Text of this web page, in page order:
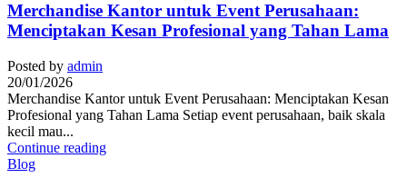
Merchandise Kantor untuk Event Perusahaan:
Menciptakan Kesan Profesional yang Tahan Lama
Posted by admin
20/01/2026
Merchandise Kantor untuk Event Perusahaan: Menciptakan Kesan
Profesional yang Tahan Lama Setiap event perusahaan, baik skala
kecil mau...
Continue reading
Blog